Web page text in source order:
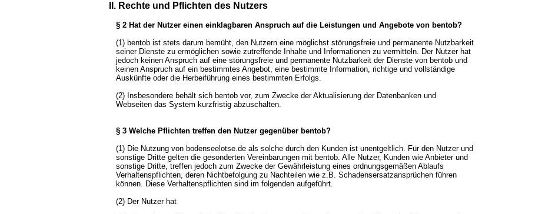
II. Rechte und Pflichten des Nutzers
§ 2 Hat der Nutzer einen einklagbaren Anspruch auf die Leistungen und Angebote von bentob?
(1) bentob ist stets darum bemüht, den Nutzern eine möglichst störungsfreie und permanente Nutzbarkeit
seiner Dienste zu ermöglichen sowie zutreffende Inhalte und Informationen zu vermitteln. Der Nutzer hat
jedoch keinen Anspruch auf eine störungsfreie und permanente Nutzbarkeit der Dienste von bentob und
keinen Anspruch auf ein bestimmtes Angebot, eine bestimmte Information, richtige und vollständige
Auskünfte oder die Herbeiführung eines bestimmten Erfolgs.
(2) Insbesondere behält sich bentob vor, zum Zwecke der Aktualisierung der Datenbanken und
Webseiten das System kurzfristig abzuschalten.
§ 3 Welche Pflichten treffen den Nutzer gegenüber bentob?
(1) Die Nutzung von bodenseelotse.de als solche durch den Kunden ist unentgeltlich. Für den Nutzer und
sonstige Dritte gelten die gesonderten Vereinbarungen mit bentob. Alle Nutzer, Kunden wie Anbieter und
sonstige Dritte, treffen jedoch zum Zwecke der Gewährleistung eines ordnungsgemäßen Ablaufs
Verhaltenspflichten, deren Nichtbefolgung zu Nachteilen wie z.B. Schadensersatzansprüchen führen
können. Diese Verhaltenspflichten sind im folgenden aufgeführt.
(2) Der Nutzer hat